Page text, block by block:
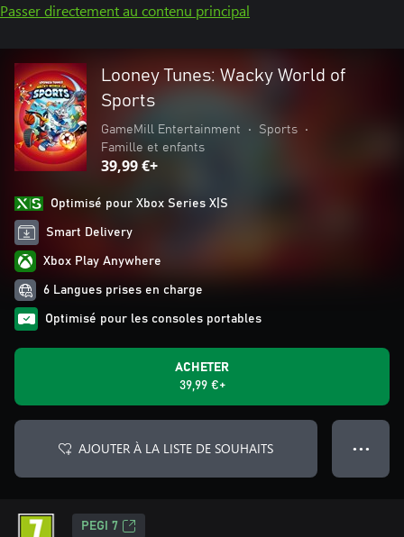
Passer directement au contenu principal
Looney Tunes: Wacky World of
Sports
GameMill Entertainment • Sports
•
Famille et enfants
39,99 €+
Optimisé pour Xbox Series X|S
Smart Delivery
Xbox Play Anywhere
6 Langues prises en charge
Optimisé pour les consoles portables
ACHETER
39,99 €+
AJOUTER À LA LISTE DE SOUHAITS ● ● ●
PEGI 7